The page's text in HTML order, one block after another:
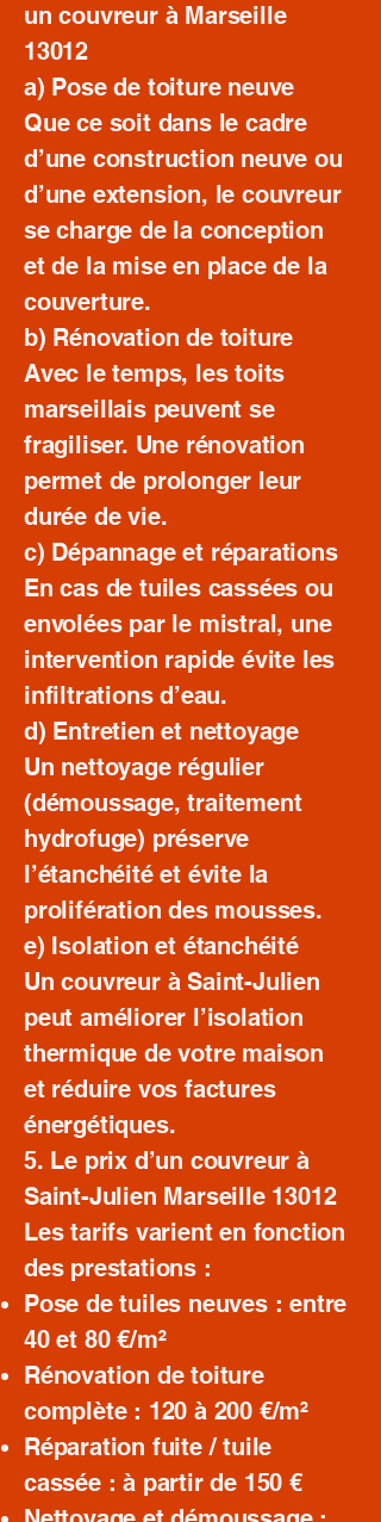
un couvreur à Marseille
13012
a) Pose de toiture neuve
Que ce soit dans le cadre
d’une construction neuve ou
d’une extension, le couvreur
se charge de la conception
et de la mise en place de la
couverture.
b) Rénovation de toiture
Avec le temps, les toits
marseillais peuvent se
fragiliser. Une rénovation
permet de prolonger leur
durée de vie.
c) Dépannage et réparations
En cas de tuiles cassées ou
envolées par le mistral, une
intervention rapide évite les
infiltrations d’eau.
d) Entretien et nettoyage
Un nettoyage régulier
(démoussage, traitement
hydrofuge) préserve
l’étanchéité et évite la
prolifération des mousses.
e) Isolation et étanchéité
Un couvreur à Saint-Julien
peut améliorer l’isolation
thermique de votre maison
et réduire vos factures
énergétiques.
5. Le prix d’un couvreur à
Saint-Julien Marseille 13012
Les tarifs varient en fonction
des prestations :
Pose de tuiles neuves : entre
40 et 80 €/m²
Rénovation de toiture
complète : 120 à 200 €/m²
Réparation fuite / tuile
cassée : à partir de 150 €